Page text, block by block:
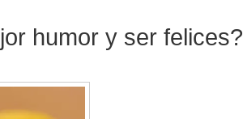
humor y ser felices?